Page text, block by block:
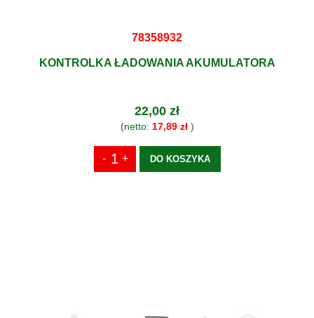
78358932
KONTROLKA ŁADOWANIA AKUMULATORA
22,00 zł
(netto: 17,89 zł)
DO KOSZYKA